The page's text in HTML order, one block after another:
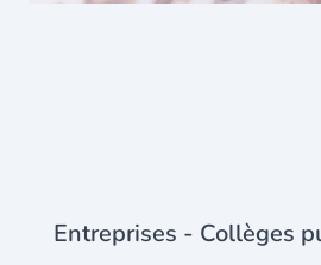
Entreprises - Collèges